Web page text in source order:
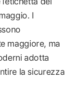
I
maggiore, ma
adotta
la sicurezza